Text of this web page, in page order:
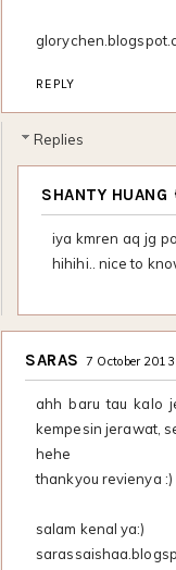
REPLY
Replies
SHANTY HUANG
iya kmren aq jg
hihihi.. nice to
SARAS 7 October
ahh baru tau kalo
kempesin jerawat,
hehe
thankyou revienya :)
salam kenal ya:)